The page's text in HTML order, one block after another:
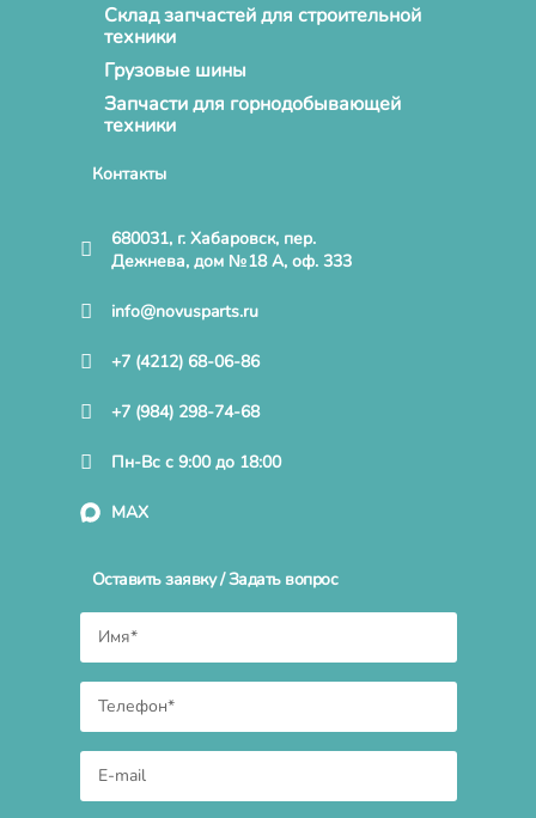
Склад запчастей для строительной
техники
Грузовые шины
Запчасти для горнодобывающей
техники
Контакты
680031, г. Хабаровск, пер.
Дежнева, дом №18 А, оф. 333
info@novusparts.ru
+7 (4212) 68-06-86
+7 (984) 298-74-68
Пн-Вс с 9:00 до 18:00
MAX
Оставить заявку / Задать вопрос